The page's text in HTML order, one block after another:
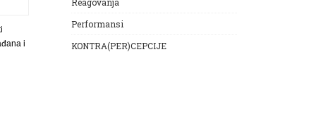
i
Performansi
KONTRA(PER)CEPCIJE